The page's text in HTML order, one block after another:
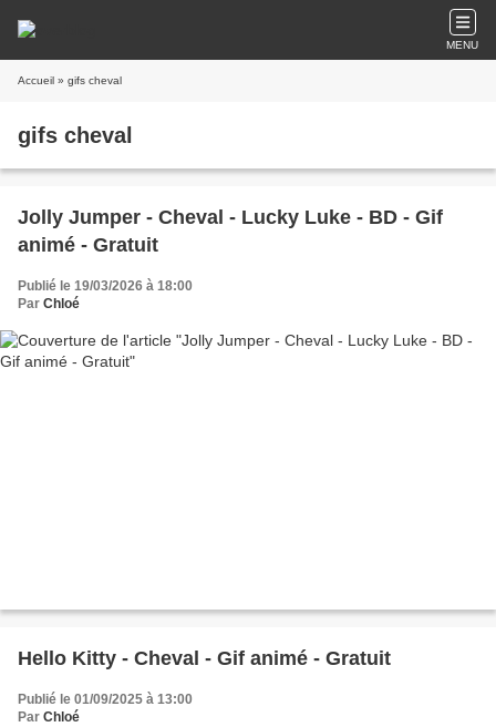
MENU
Accueil » gifs cheval
gifs cheval
Jolly Jumper - Cheval - Lucky Luke - BD - Gif
animé - Gratuit
Publié le 19/03/2026 à 18:00
Par Chloé
Hello Kitty - Cheval - Gif animé - Gratuit
Publié le 01/09/2025 à 13:00
Par Chloé